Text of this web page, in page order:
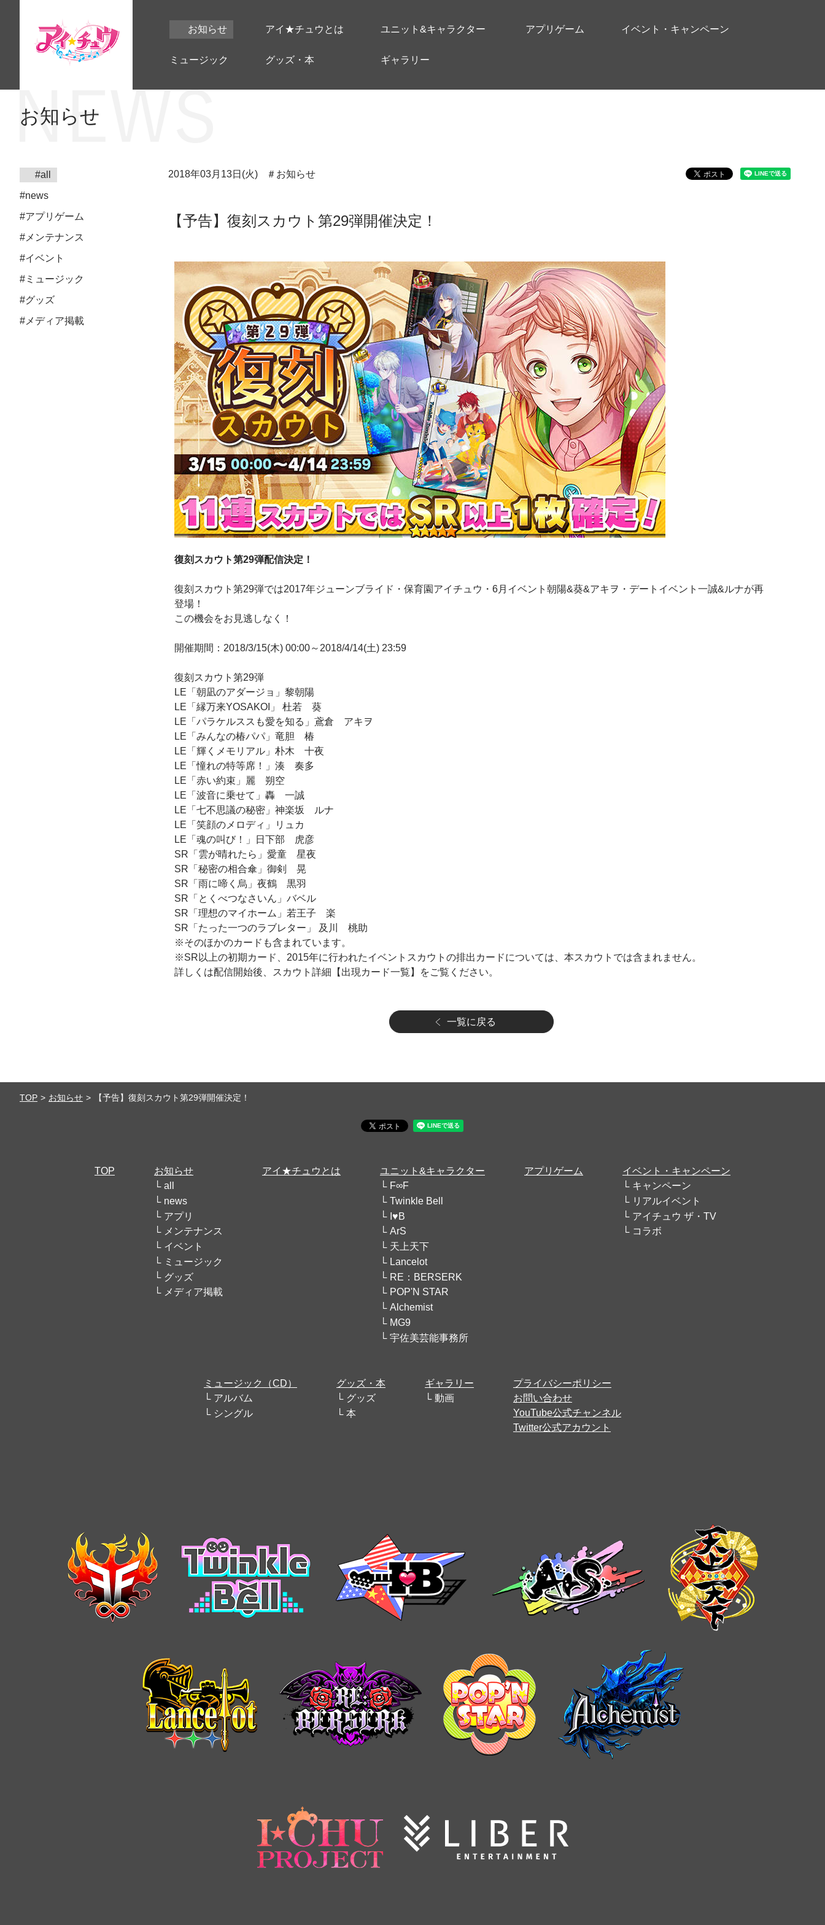
お知らせ アイ★チュウとは ユニット&キャラクター アプリゲーム イベント・キャンペーン
ミュージック グッズ・本 ギャラリー
お知らせ
#all
#news
#アプリゲーム
#メンテナンス
#イベント
#ミュージック
#グッズ
#メディア掲載
2018年03月13日(火) ＃お知らせ
【予告】復刻スカウト第29弾開催決定！
復刻スカウト第29弾配信決定！
復刻スカウト第29弾では2017年ジューンブライド・保育園アイチュウ・6月イベント朝陽&葵&アキヲ・デートイベント一誠&ルナが再
登場！
この機会をお見逃しなく！
開催期間：2018/3/15(木) 00:00～2018/4/14(土) 23:59
復刻スカウト第29弾
LE「朝凪のアダージョ」黎朝陽
LE「縁万来YOSAKOI」 杜若 葵
LE「パラケルススも愛を知る」鳶倉 アキヲ
LE「みんなの椿パパ」竜胆 椿
LE「輝くメモリアル」朴木 十夜
LE「憧れの特等席！」湊 奏多
LE「赤い約束」麗 朔空
LE「波音に乗せて」轟 一誠
LE「七不思議の秘密」神楽坂 ルナ
LE「笑顔のメロディ」リュカ
LE「魂の叫び！」日下部 虎彦
SR「雲が晴れたら」愛童 星夜
SR「秘密の相合傘」御剣 晃
SR「雨に啼く烏」夜鶴 黒羽
SR「とくべつなさいん」バベル
SR「理想のマイホーム」若王子 楽
SR「たった一つのラブレター」 及川 桃助
※そのほかのカードも含まれています。
※SR以上の初期カード、2015年に行われたイベントスカウトの排出カードについては、本スカウトでは含まれません。
詳しくは配信開始後、スカウト詳細【出現カード一覧】をご覧ください。
一覧に戻る
TOP お知らせ 【予告】復刻スカウト第29弾開催決定！
TOP
お知らせ
all
news
アプリ
メンテナンス
イベント
ミュージック
グッズ
メディア掲載
アイ★チュウとは
ユニット&キャラクター
F∞F
Twinkle Bell
I♥B
ArS
天上天下
Lancelot
RE：BERSERK
POP'N STAR
Alchemist
MG9
宇佐美芸能事務所
アプリゲーム
イベント・キャンペーン
キャンペーン
リアルイベント
アイチュウ ザ・TV
コラボ
ミュージック（CD）
アルバム
シングル
グッズ・本
グッズ
本
ギャラリー
動画
プライバシーポリシー
お問い合わせ
YouTube公式チャンネル
Twitter公式アカウント